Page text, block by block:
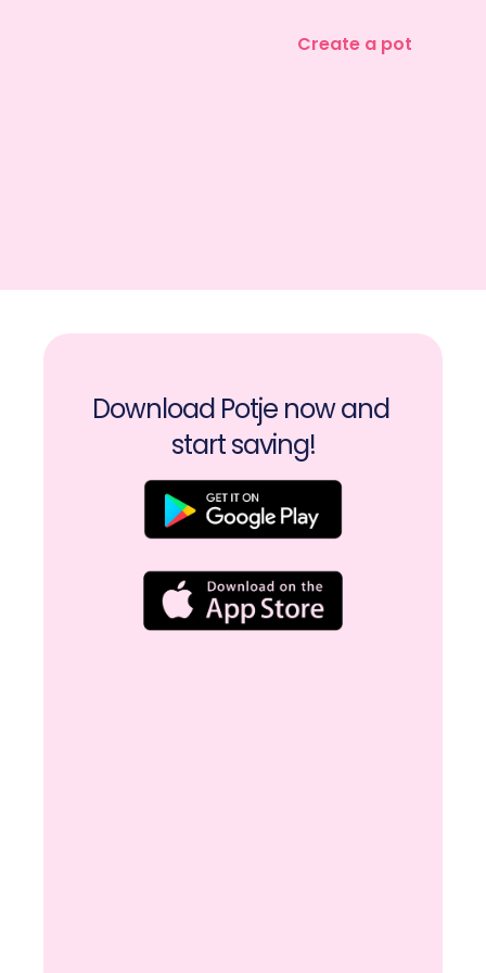
Create a pot
Download Potje now and
start saving!